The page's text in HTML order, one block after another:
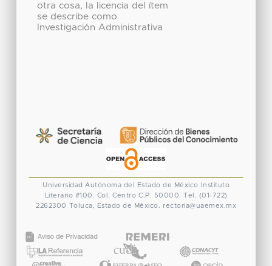
otra cosa, la licencia del ítem
se describe como
Investigación Administrativa
Universidad Autónoma del Estado de México
Instituto
Literario #100. Col. Centro C.P. 50000. Tel. (01-722)
2262300
Toluca, Estado de México. rectoria@uaemex.mx